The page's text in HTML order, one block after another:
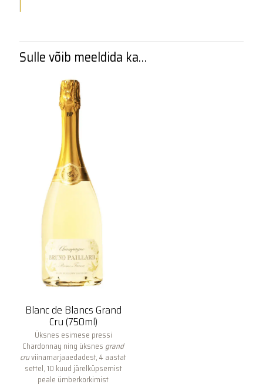
Sulle võib meeldida ka…
Blanc de Blancs Grand
Cru (750ml)
Üksnes esimese pressi
Chardonnay ning üksnes grand
cruviinamarjaaedadest, 4 aastat
settel, 10 kuud järelküpsemist
peale ümberkorkimist